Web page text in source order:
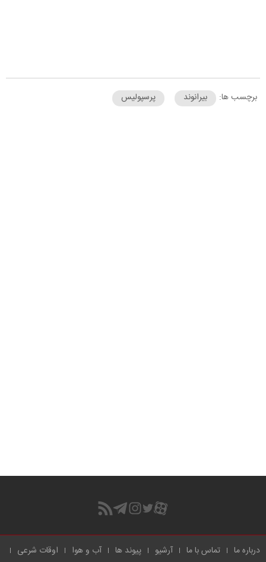
برچسب ها: بیرانوند پرسپولیس
درباره ما تماس با ما آرشیو پیوند ها آب و هوا
اوقات شرعی